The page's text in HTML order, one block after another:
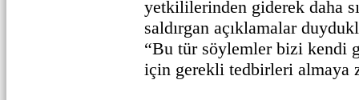
yetkililerinden giderek daha
saldırgan açıklamalar
“Bu tür söylemler bizi kendi
için gerekli tedbirleri almaya